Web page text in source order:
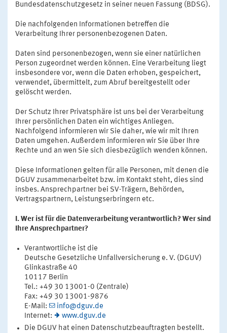
Bundesdatenschutzgesetz in seiner neuen Fassung (BDSG).
Die nachfolgenden Informationen betreffen die
Verarbeitung Ihrer personenbezogenen Daten.
Daten sind personenbezogen, wenn sie einer natürlichen
Person zugeordnet werden können. Eine Verarbeitung liegt
insbesondere vor, wenn die Daten erhoben, gespeichert,
verwendet, übermittelt, zum Abruf bereitgestellt oder
gelöscht werden.
Der Schutz Ihrer Privatsphäre ist uns bei der Verarbeitung
Ihrer persönlichen Daten ein wichtiges Anliegen.
Nachfolgend informieren wir Sie daher, wie wir mit Ihren
Daten umgehen. Außerdem informieren wir Sie über Ihre
Rechte und an wen Sie sich diesbezüglich wenden können.
Diese Informationen gelten für alle Personen, mit denen die
DGUV zusammenarbeitet bzw. im Kontakt steht, dies sind
insbes. Ansprechpartner bei SV-Trägern, Behörden,
Vertragspartnern, Leistungserbringern etc.
I. Wer ist für die Datenverarbeitung verantwortlich? Wer sind
Ihre Ansprechpartner?
Verantwortliche ist die
Deutsche Gesetzliche Unfallversicherung e. V. (DGUV)
Glinkastraße 40
10117 Berlin
Tel.: +49 30 13001-0 (Zentrale)
Fax: +49 30 13001-9876
E-Mail:
info@dguv.de
Internet:
www.dguv.de
Die DGUV hat einen Datenschutzbeauftragten bestellt.